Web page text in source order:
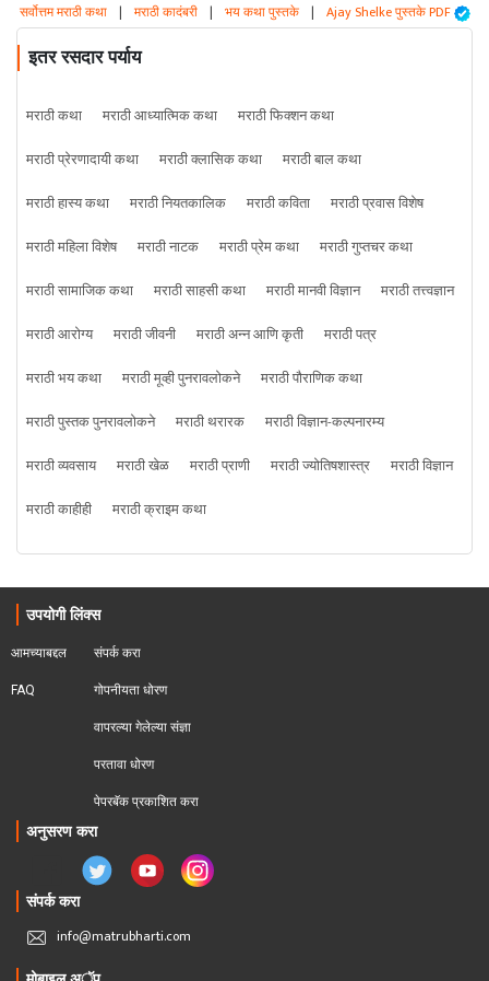
सर्वोत्तम मराठी कथा | मराठी कादंबरी | भय कथा पुस्तके | Ajay Shelke पुस्तके PDF
इतर रसदार पर्याय
मराठी कथा मराठी आध्यात्मिक कथा
मराठी फिक्शन कथा
मराठी प्रेरणादायी कथा
मराठी क्लासिक कथा
मराठी बाल कथा
मराठी हास्य कथा
मराठी नियतकालिक मराठी कविता
मराठी प्रवास विशेष
मराठी महिला विशेष
मराठी नाटक मराठी प्रेम कथा
मराठी गुप्तचर कथा
मराठी सामाजिक कथा
मराठी साहसी कथा मराठी मानवी विज्ञान
मराठी तत्त्वज्ञान
मराठी आरोग्य
मराठी जीवनी मराठी अन्न आणि कृती
मराठी पत्र
मराठी भय कथा
मराठी मूव्ही पुनरावलोकने
मराठी पौराणिक कथा
मराठी पुस्तक पुनरावलोकने
मराठी थरारक
मराठी विज्ञान-कल्पनारम्य
मराठी व्यवसाय
मराठी खेळ मराठी प्राणी मराठी ज्योतिषशास्त्र
मराठी विज्ञान
मराठी काहीही
मराठी क्राइम कथा
उपयोगी लिंक्स
आमच्याबद्दल
FAQ
संपर्क करा
गोपनीयता धोरण
वापरल्या गेलेल्या संज्ञा
परतावा धोरण
पेपरबॅक प्रकाशित करा
अनुसरण करा
संपर्क करा
info@matrubharti.com